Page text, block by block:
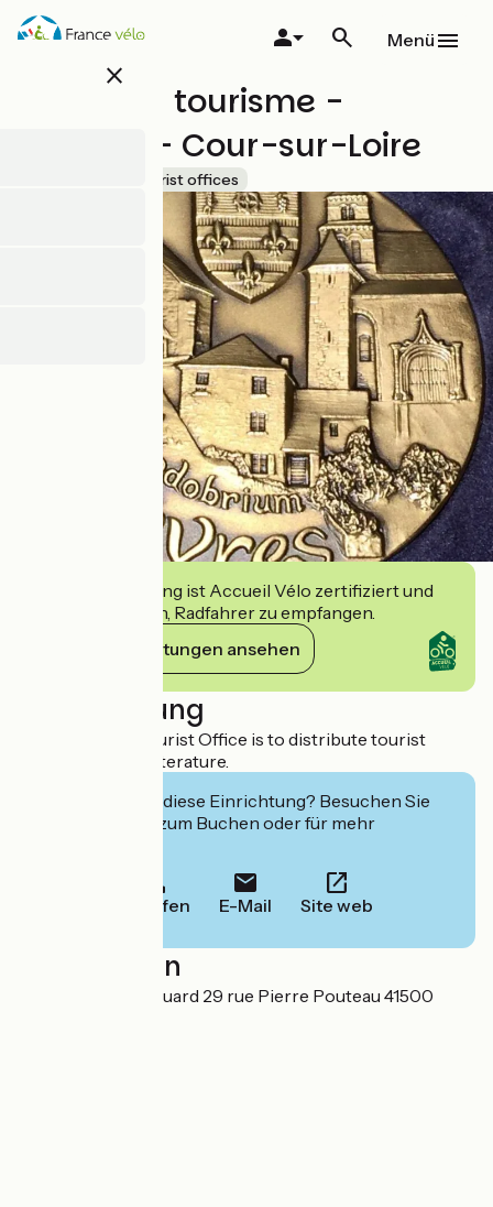
Direkt
zum
close
Menü
Relais du tourisme -
Suèvres - Cour-sur-Loire
Tourist offices
Diese Einrichtung ist Accueil Vélo zertifiziert und
verpflichtet sich, Radfahrer zu empfangen.
Ihre Verpflichtungen ansehen
Beschreibung
The aim of the Tourist Office is to distribute tourist
information and literature.
Interessiert Sie diese Einrichtung? Besuchen Sie
deren Website zum Buchen oder für mehr
Anrufen E-Mail Site web
Localisation
Moulin Rochechouard 29 rue Pierre Pouteau 41500